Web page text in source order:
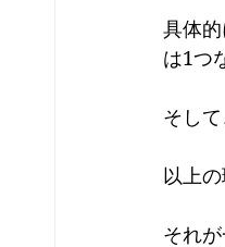
具体
は1つ
そし
以上
それ